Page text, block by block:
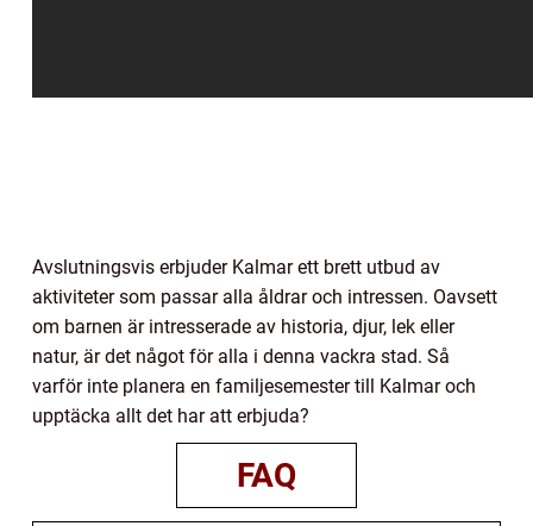
Avslutningsvis erbjuder Kalmar ett brett utbud av
aktiviteter som passar alla åldrar och intressen. Oavsett
om barnen är intresserade av historia, djur, lek eller
natur, är det något för alla i denna vackra stad. Så
varför inte planera en familjesemester till Kalmar och
upptäcka allt det har att erbjuda?
FAQ